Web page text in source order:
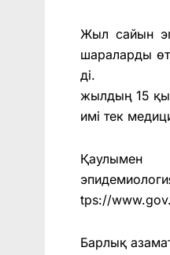
Жыл сайын
шараларды
ді.
жылдың 15
имі тек
tps://
Барлық